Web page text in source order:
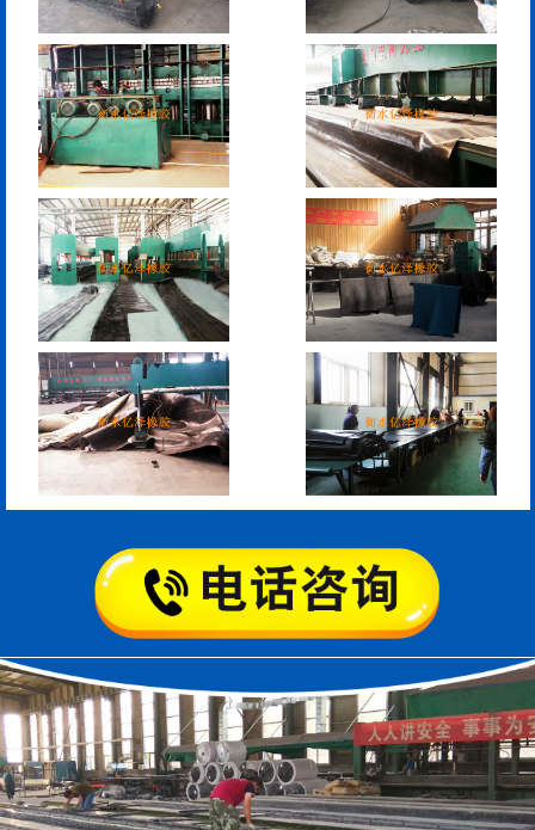
污水管道封堵气囊 管道堵水气囊
管道封堵气囊的注意事
项
管道封堵气囊
矩形板式橡胶支座 圆形板式橡胶支座
圆形四氟板橡胶支座
矩形四氟板滑动橡胶支
座